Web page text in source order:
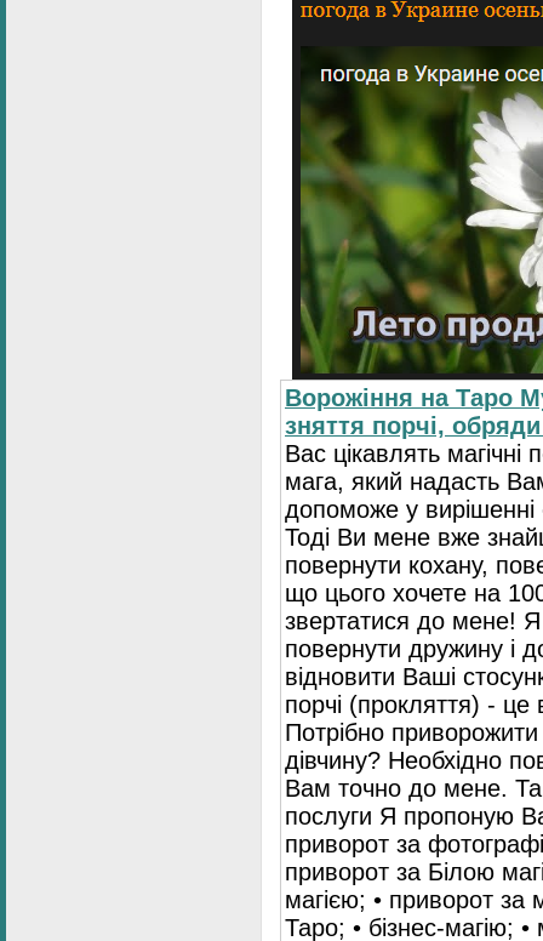
Ворожіння на Таро
зняття порчі,
Вас цікавлять
мага, який надасть
допоможе у вирішенні
Тоді Ви мене вже
повернути кохану,
що цього хочете на
звертатися до мене!
повернути дружину і
відновити Ваші
порчі (прокляття) - це
Потрібно
дівчину? Необхідно
Вам точно до мене.
послуги Я пропоную
приворот за
приворот за Білою
магією; • приворот за
Таро; • бізнес-магію;